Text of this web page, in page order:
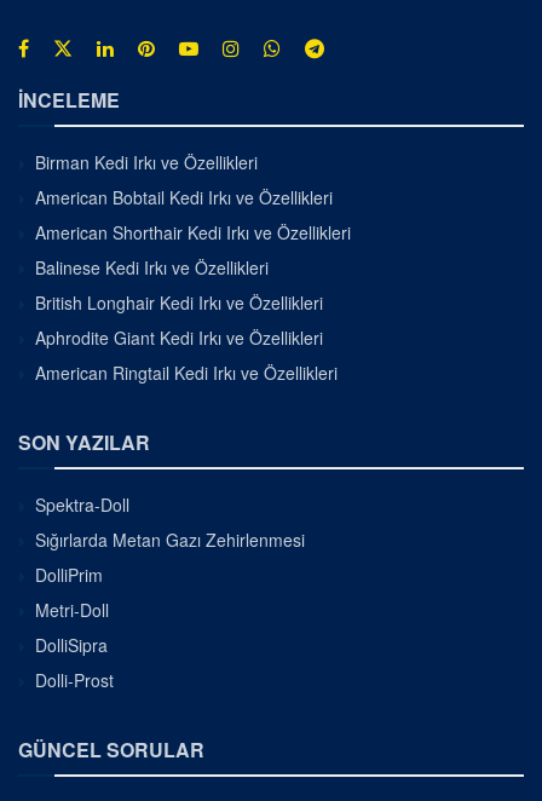
İNCELEME
Birman Kedi Irkı ve Özellikleri
American Bobtail Kedi Irkı ve Özellikleri
American Shorthair Kedi Irkı ve Özellikleri
Balinese Kedi Irkı ve Özellikleri
British Longhair Kedi Irkı ve Özellikleri
Aphrodite Giant Kedi Irkı ve Özellikleri
American Ringtail Kedi Irkı ve Özellikleri
SON YAZILAR
Spektra-Doll
Sığırlarda Metan Gazı Zehirlenmesi
DolliPrim
Metri-Doll
DolliSipra
Dolli-Prost
GÜNCEL SORULAR